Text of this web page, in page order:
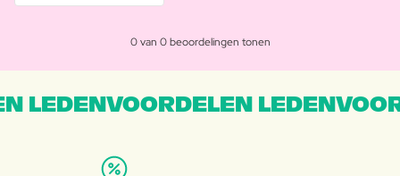
0 van 0 beoordelingen tonen
LEDENVOORDELEN